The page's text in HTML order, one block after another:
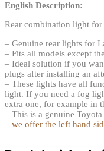
English Description:
Rear combination light for
– Genuine rear lights for
– Fits all models except
– Ideal solution if you
plugs after installing an
– These lights have all
light. If you need a fog
extra one, for example in
– This is a genuine
– we offer the left hand